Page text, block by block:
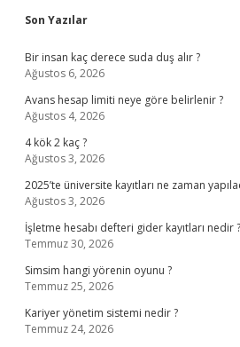
Sidebar
Son Yazılar
Bir insan kaç derece suda duş alır ?
Ağustos 6, 2026
Avans hesap limiti neye göre belirlenir ?
Ağustos 4, 2026
4 kök 2 kaç ?
Ağustos 3, 2026
2025’te üniversite kayıtları ne zaman
Ağustos 3, 2026
İşletme hesabı defteri gider kayıtları nedir ?
Temmuz 30, 2026
Simsim hangi yörenin oyunu ?
Temmuz 25, 2026
Kariyer yönetim sistemi nedir ?
Temmuz 24, 2026